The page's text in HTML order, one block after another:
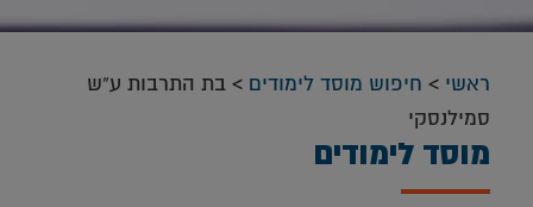
ראשי > חיפוש מוסד לימודים > בת התרבות ע”ש
סמילנסקי
מוסד לימודים